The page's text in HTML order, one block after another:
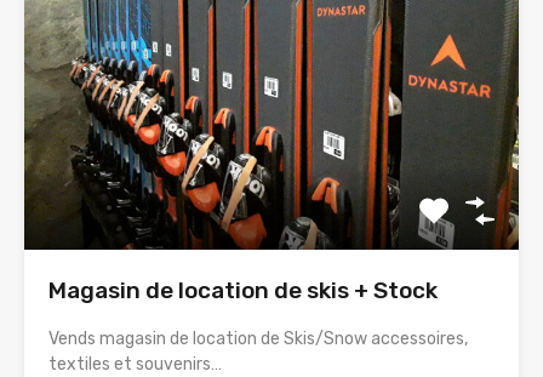
Magasin de location de skis + Stock
Vends magasin de location de Skis/Snow accessoires,
textiles et souvenirs…